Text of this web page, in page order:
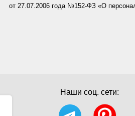
от 27.07.2006 года №152-ФЗ «О
Наши соц. сети: